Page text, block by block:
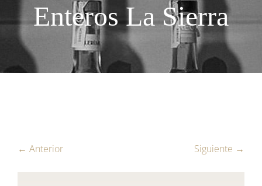
Enteros La Sierra
← Anterior Siguiente →